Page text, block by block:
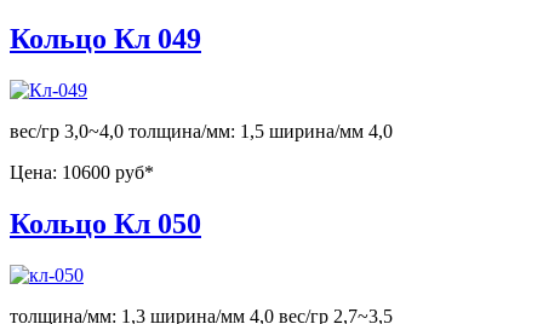
Кольцо Кл 049
вес/гр 3,0~4,0 толщина/мм: 1,5 ширина/мм 4,0
Цена: 10600 руб*
Кольцо Кл 050
толщина/мм: 1,3 ширина/мм 4,0 вес/гр 2,7~3,5